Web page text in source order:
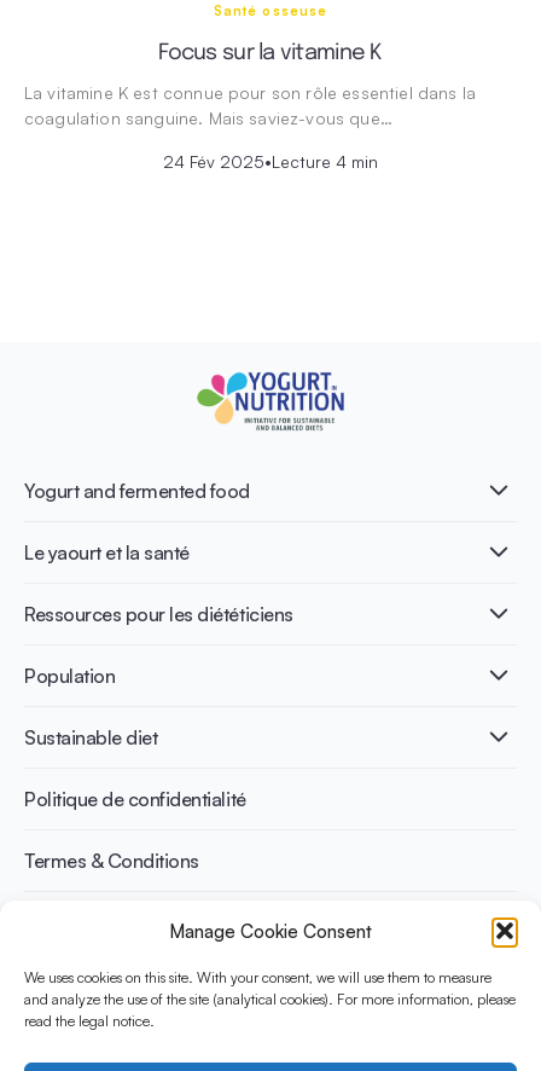
Manage Cookie Consent
We uses cookies on this site. With your consent, we will use them to measure
and analyze the use of the site (analytical cookies). For more information, please
read the legal notice.
Santé osseuse
Focus sur la vitamine K
La vitamine K est connue pour son rôle essentiel dans la
coagulation sanguine. Mais saviez-vous que…
24 Fév 2025•Lecture 4 min
Yogurt and fermented food
Qu’est-ce que le yaourt ?
Nutri-dense food
Le yaourt et la santé
Healthy Diets & Lifestyle
Santé intestinale
Santé osseuse
Gestion du poids
Ressources pour les diététiciens
Publications
Infographics
Recettes
Population
Adulte
Sportif
Sustainable diet
Benefits for planet health
Benefits for human health
Politique de confidentialité
Termes & Conditions
YINI (The Yogurt in Nutrition Initiative) est financée par le
Danone Institute International. Elle vise à évaluer et partager les
preuves actuelles sur la place du yaourt dans les régimes